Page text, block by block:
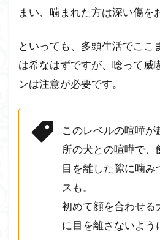
まい、噛まれた方は深い傷を
といっても、多頭生活でここ
は希なはずですが、唸って威
ンは注意が必要です。
このレベルの喧嘩
所の犬との喧嘩で、
目を離した隙に噛み
スも。
初めて顔を合わせる
に目を離さないよう